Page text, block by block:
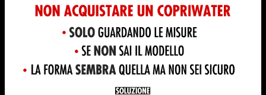
CANOVA MONO(1)
CANOVA ROYAL(2)